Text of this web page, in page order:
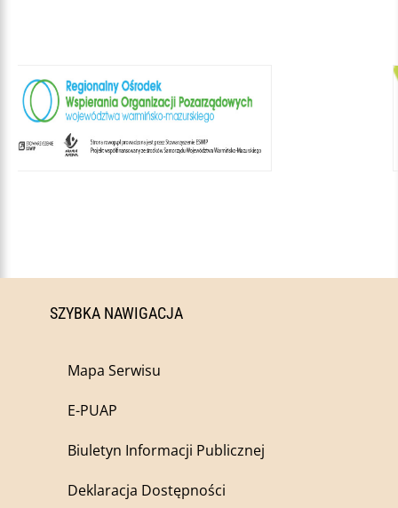
SZYBKA NAWIGACJA
Mapa Serwisu
E-PUAP
Biuletyn Informacji Publicznej
Deklaracja Dostępności